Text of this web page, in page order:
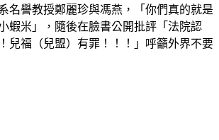
名譽教授鄭麗珍與馮燕，「你們真的就是
蝦米」，隨後在臉書公開批評「法院認
兒福（兒盟）有罪！！！」呼籲外界不要